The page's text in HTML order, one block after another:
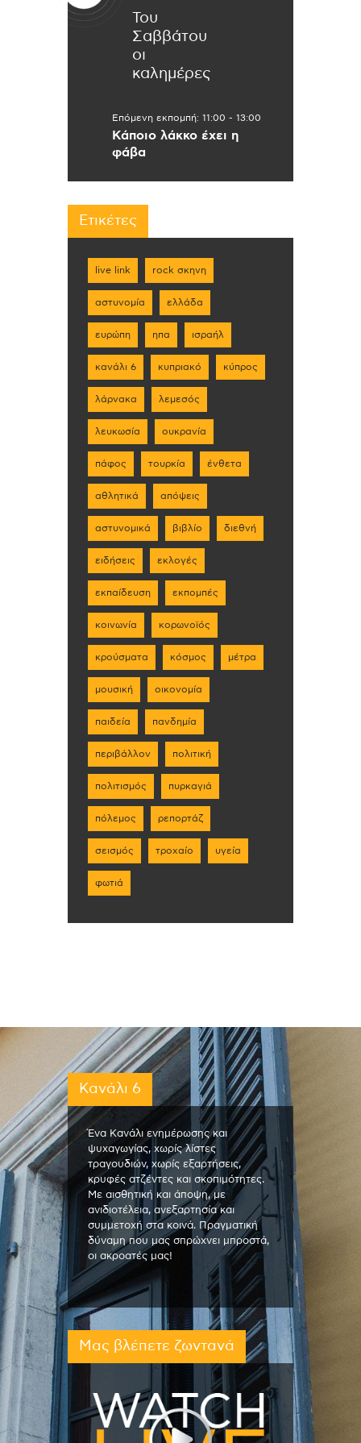
Του
Σαββάτου
οι
καλημέρες
Επόμενη εκπομπή: 11:00 - 13:00
Κάποιο λάκκο έχει η
φάβα
Ετικέτες
live link rock σκηνη
αστυνομία ελλάδα
ευρώπη ηπα ισραήλ
κανάλι 6 κυπριακό κύπρος
λάρνακα λεμεσός
λευκωσία ουκρανία
πάφος τουρκία ένθετα
αθλητικά απόψεις
αστυνομικά βιβλίο διεθνή
ειδήσεις εκλογές
εκπαίδευση εκπομπές
κοινωνία κορωνοϊός
κρούσματα κόσμος μέτρα
μουσική οικονομία
παιδεία πανδημία
περιβάλλον πολιτική
πολιτισμός πυρκαγιά
πόλεμος ρεπορτάζ
σεισμός τροχαίο υγεία
φωτιά
Κανάλι 6
Ένα Κανάλι ενημέρωσης και
ψυχαγωγίας, χωρίς λίστες
τραγουδιών, χωρίς εξαρτήσεις,
κρυφές ατζέντες και σκοπιμότητες.
Με αισθητική και άποψη, με
ανιδιοτέλεια, ανεξαρτησία και
συμμετοχή στα κοινά. Πραγματική
δύναμη που μας σπρώχνει μπροστά,
οι ακροατές μας!
Μας βλέπετε ζωντανά